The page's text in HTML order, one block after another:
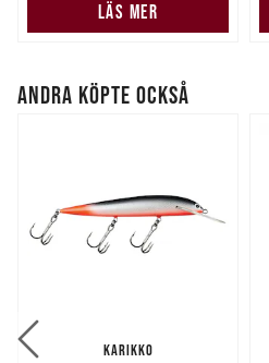
LÄS MER
ANDRA KÖPTE OCKSÅ
KARIKKO